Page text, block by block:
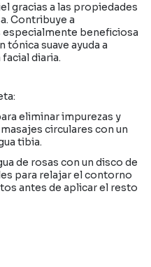
gracias a las propiedades
Contribuye a
beneficiosa
tónica suave ayuda a
diaria.
eliminar impurezas y
circulares con un
tibia.
de rosas con un disco de
para relajar el contorno
antes de aplicar el resto